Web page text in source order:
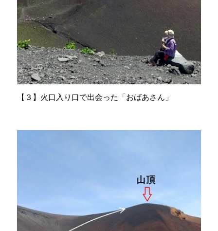
【３】火口入り口で出会った「おばあさん」